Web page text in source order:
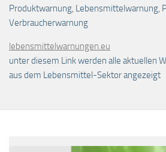
Produktwarnung, Lebensmittelwarnung,
Verbraucherwarnung
lebensmittelwarnungen.eu
unter diesem Link werden alle aktuellen
aus dem Lebensmittel-Sektor angezeigt